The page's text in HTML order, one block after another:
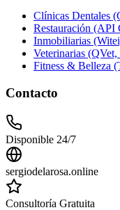
Clínicas Dentales
Restauración (API
Inmobiliarias
Veterinarias
Fitness & Belleza
Contacto
Disponible 24/7
sergiodelarosa.online
Consultoría Gratuita